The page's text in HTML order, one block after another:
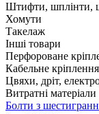
Штифти, шплінти,
Хомути
Такелаж
Інші товари
Перфороване
Кабельне кріплення
Цвяхи, дріт,
Витратні матеріали
Болти з